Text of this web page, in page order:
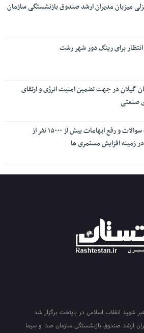
میزبان مدیران ارشد صندوق بازنشستگی سازمان
گیلان در جهت تضمین امنیت انرژی و ارتقای
صنعتی
پاسخگوئی به سوالات و رفع ابهامات بیش از ۱۵۰۰۰ نفر از
زمینه افزایش مستمری ها
شهید انقلاب اسلامی در پایتخت برگزار شد
ارشد صندوق بازنشستگی سازمان صدا و سیما